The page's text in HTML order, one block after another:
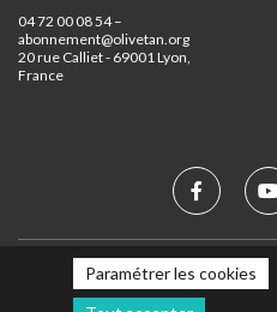
04 72 00 08 54 –
abonnement@olivetan.org
20 rue Calliet - 69001 Lyon,
France
Mentions légales
Paramétrer les cookies